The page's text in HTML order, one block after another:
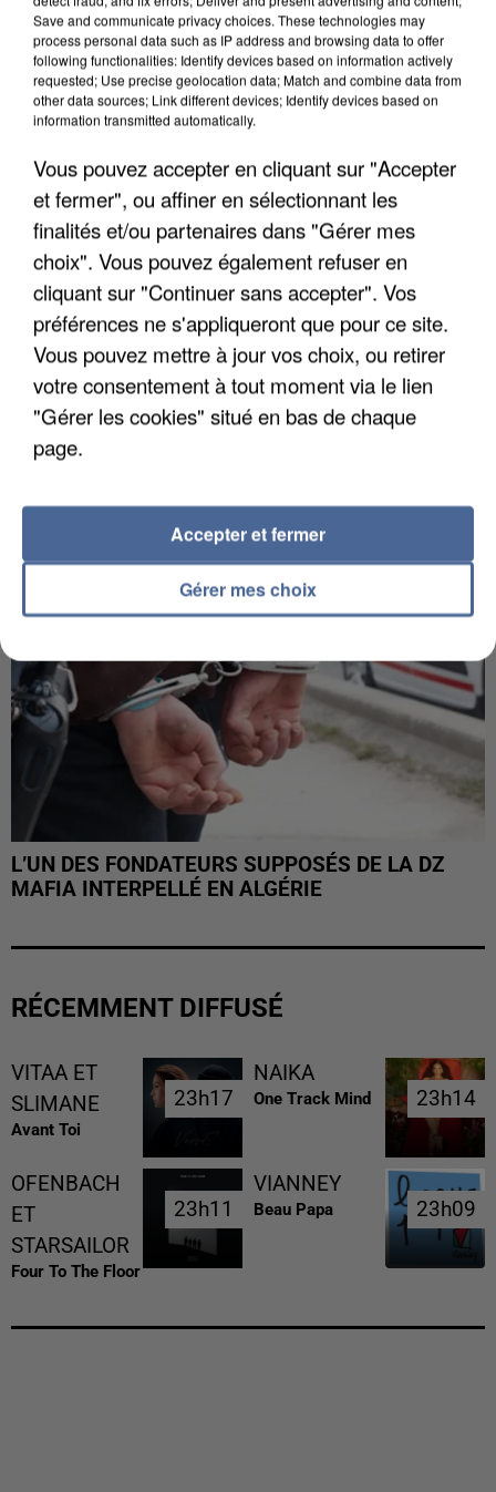
INCENDIES : L’ÎLE-DE-FRANCE LANCE UN ÉLAN
DE SOLIDARITÉ AVEC LES...
APRÈS TOUTES CES CANICULES, LES REFUGES
DE FAUNE SAUVAGE SONT...
L’UN DES FONDATEURS SUPPOSÉS DE LA DZ
MAFIA INTERPELLÉ EN ALGÉRIE
RÉCEMMENT DIFFUSÉ
VITAA ET
SLIMANE
Avant Toi
23h17
23h17
NAIKA
One Track Mind 23h14
23h14
OFENBACH
ET
STARSAILOR
Four To The Floor
23h11
23h11
VIANNEY
Beau Papa 23h09
23h09
Save and communicate privacy choices. These technologies may
process personal data such as IP address and browsing data to offer
following functionalities: Identify devices based on information actively
requested; Use precise geolocation data; Match and combine data from
other data sources; Link different devices; Identify devices based on
information transmitted automatically.
Vous pouvez accepter en cliquant sur "Accepter
et fermer", ou affiner en sélectionnant les
finalités et/ou partenaires dans "Gérer mes
choix". Vous pouvez également refuser en
cliquant sur "Continuer sans accepter". Vos
préférences ne s'appliqueront que pour ce site.
Vous pouvez mettre à jour vos choix, ou retirer
votre consentement à tout moment via le lien
"Gérer les cookies" situé en bas de chaque
page.
Gérer mes choix
Accepter et fermer